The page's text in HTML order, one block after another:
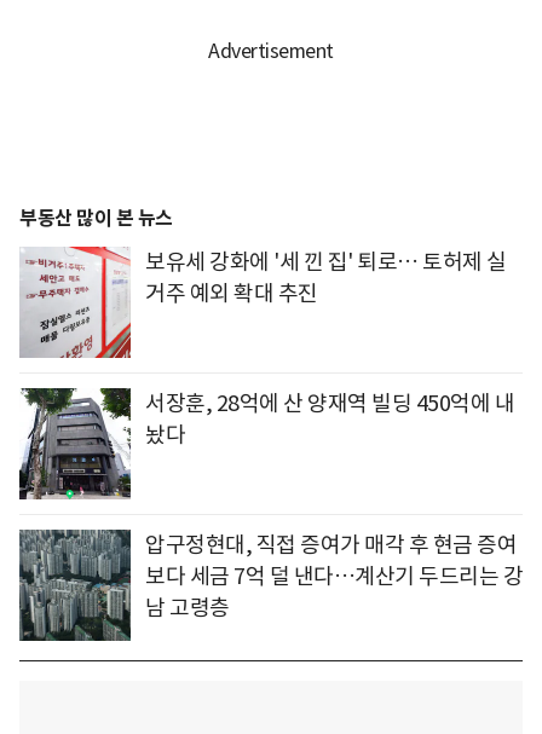
부동산 많이 본 뉴스
보유세 강화에 '세 낀 집' 퇴로… 토허제 실
거주 예외 확대 추진
서장훈, 28억에 산 양재역 빌딩 450억에 내
놨다
압구정현대, 직접 증여가 매각 후 현금 증여
보다 세금 7억 덜 낸다…계산기 두드리는 강
남 고령층